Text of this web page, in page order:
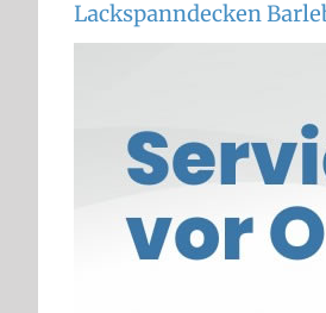
Lackspanndecken